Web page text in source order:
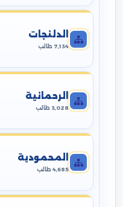
الدلنجات
7,134 طالب
الرحمانية
3,028 طالب
المحمودية
4,685 طالب